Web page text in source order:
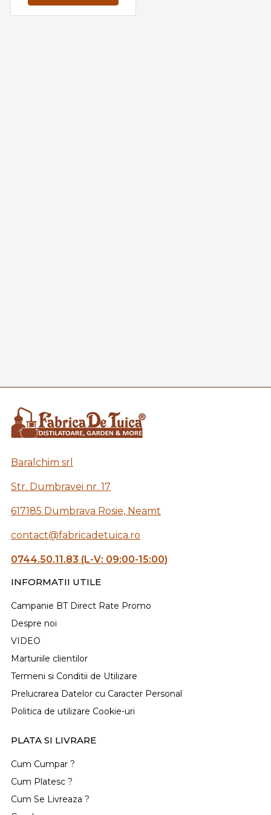
Baralchim srl
Str. Dumbravei nr. 17
617185 Dumbrava Rosie, Neamt
contact@fabricadetuica.ro
0744.50.11.83 (L-V: 09:00-15:00)
INFORMATII UTILE
Campanie BT Direct Rate Promo
Despre noi
VIDEO
Marturiile clientilor
Termeni si Conditii de Utilizare
Prelucrarea Datelor cu Caracter Personal
Politica de utilizare Cookie-uri
PLATA SI LIVRARE
Cum Cumpar ?
Cum Platesc ?
Cum Se Livreaza ?